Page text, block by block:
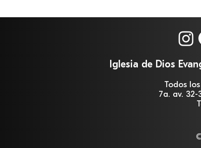
Iglesia de Dios
Todos
7a. av. 32-